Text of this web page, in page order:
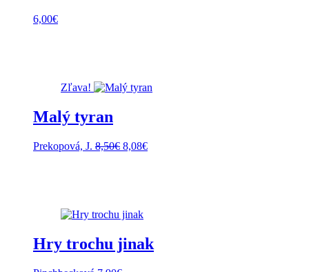
6,00€
Zľava!
Malý tyran
Prekopová, J. 8,50€ Pôvodná
8,08€Aktuálna
Hry trochu jinak